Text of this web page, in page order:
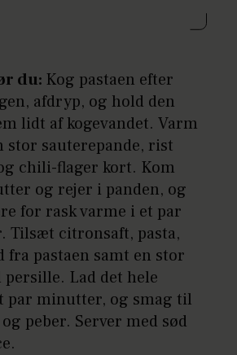
du: Kog pastaen efter
afdryp, og hold den
lidt af kogevandet. Varm
stor sauterepande, rist
chili-flager kort. Kom
og rejer i panden, og
for rask varme i et par
Tilsæt citronsaft, pasta,
fra pastaen samt en stor
Lad det hele
par minutter, og smag til
peber. Server med sød